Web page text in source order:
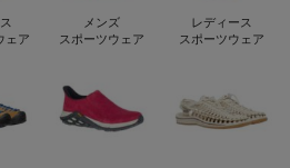
ェア
メンズ
スポーツウェア
レディース
スポーツウェア